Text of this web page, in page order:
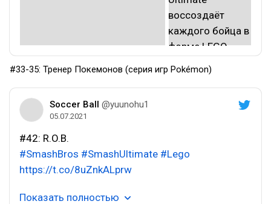
#33-35: Тренер Покемонов (серия игр Pokémon)
Soccer Ball @yuunohu1
05.07.2021
#42: R.O.B.
#SmashBros #SmashUltimate #Lego
https://t.co/8uZnkALprw
Показать полностью